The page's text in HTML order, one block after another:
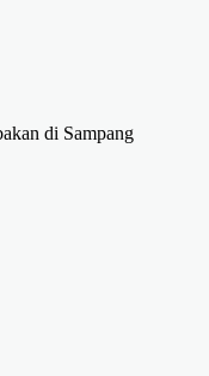
di Sampang